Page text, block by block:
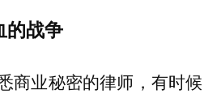
的战争
商业秘密的律师，有时候